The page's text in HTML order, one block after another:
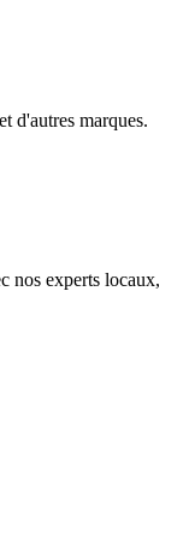
d'autres marques.
nos experts locaux,